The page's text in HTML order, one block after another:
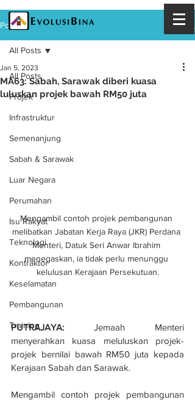
Post
All Posts
Projek
Infrastruktur
Semenanjung
Sabah & Sarawak
Luar Negara
Perumahan
Isu Rakyat
Teknologi
Kontraktor
Keselamatan
Pembangunan
Training
All Posts
MA63: Sabah, Sarawak diberi kuasa
luluskan projek bawah RM50 juta
Jan 5, 2023
Mengambil contoh projek pembangunan
melibatkan Jabatan Kerja Raya (JKR) Perdana
Menteri, Datuk Seri Anwar Ibrahim
menegaskan, ia tidak perlu menunggu
kelulusan Kerajaan Persekutuan.
PUTRAJAYA: Jemaah Menteri
menyerahkan kuasa meluluskan projek-
projek bernilai bawah RM50 juta kepada
Kerajaan Sabah dan Sarawak.
Mengambil contoh projek pembangunan